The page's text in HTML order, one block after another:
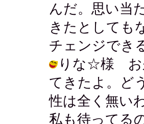
んだ。思い当
きたとしても
チェンジでき
りな☆様 お
てきたよ。ど
性は全く無い
私も待ってる